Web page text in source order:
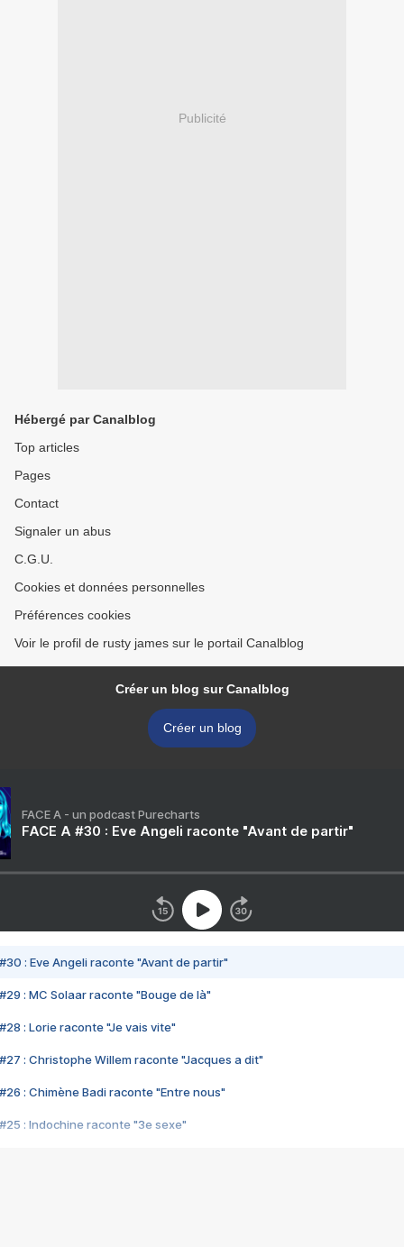
Publicité
Hébergé par Canalblog
Top articles
Pages
Contact
Signaler un abus
C.G.U.
Cookies et données personnelles
Préférences cookies
Voir le profil de rusty james sur le portail Canalblog
Créer un blog sur Canalblog
Créer un blog
FACE A - un podcast Purecharts
FACE A #30 : Eve Angeli raconte "Avant de partir"
#30 : Eve Angeli raconte "Avant de partir"
#29 : MC Solaar raconte "Bouge de là"
#28 : Lorie raconte "Je vais vite"
#27 : Christophe Willem raconte "Jacques a dit"
#26 : Chimène Badi raconte "Entre nous"
#25 : Indochine raconte "3e sexe"